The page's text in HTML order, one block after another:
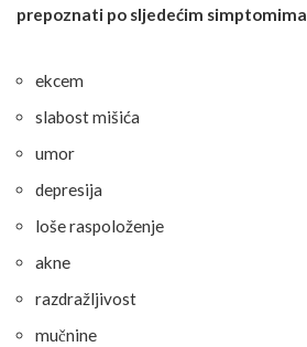
prepoznati po sljedećim simptomima
ekcem
slabost mišića
umor
depresija
loše raspoloženje
akne
razdražljivost
mučnine